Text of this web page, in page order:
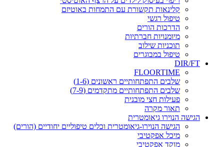
קלינאות תקשורת עם התמחות באוטיזם
טיפול רגשי
הדרכות הורים
מיומנויות חברתיות
תוכניות שילוב
טיפול במבוגרים
DIR/FT
FLOORTIME
שלבים התפתחותיים ראשונים (1-6)
שלבים התפתחותיים מתקדמים (7-9)
פעילות חצי מובנית
תאור מקרה
הגישה הנוירו גיאומטרית
הגישה הנוירו-גיאומטרית וכלים טיפוליים יחודיים (הורים)
מיכל אפקטיבי
מוקד אפקטיבי